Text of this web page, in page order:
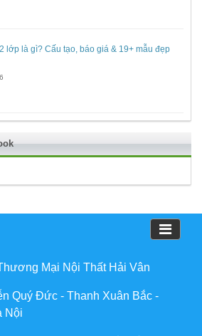
lớp là gì? Cấu tạo, báo giá & 19+ mẫu đẹp
Mại Nội Thất Hải Vân
Quý Đức - Thanh Xuân Bắc -
Nội